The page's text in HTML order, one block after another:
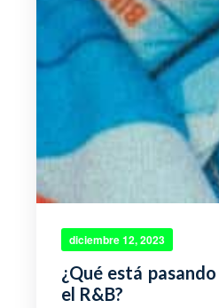
diciembre 12, 2023
¿Qué está
el R&B?